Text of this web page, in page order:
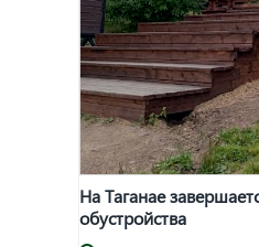
На Таганае
обустройства